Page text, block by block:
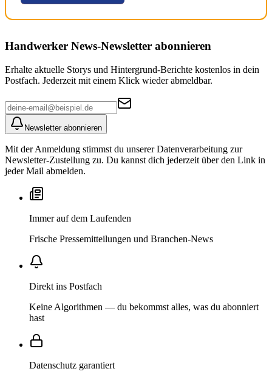
Handwerker News-Newsletter abonnieren
Erhalte aktuelle Storys und Hintergrund-Berichte kostenlos in dein
Postfach. Jederzeit mit einem Klick wieder abmeldbar.
Newsletter abonnieren
Mit der Anmeldung stimmst du unserer Datenverarbeitung zur
Newsletter-Zustellung zu. Du kannst dich jederzeit über den Link in
jeder Mail abmelden.
Immer auf dem Laufenden
Frische Pressemitteilungen und Branchen-News
Direkt ins Postfach
Keine Algorithmen — du bekommst alles, was du abonniert
hast
Datenschutz garantiert